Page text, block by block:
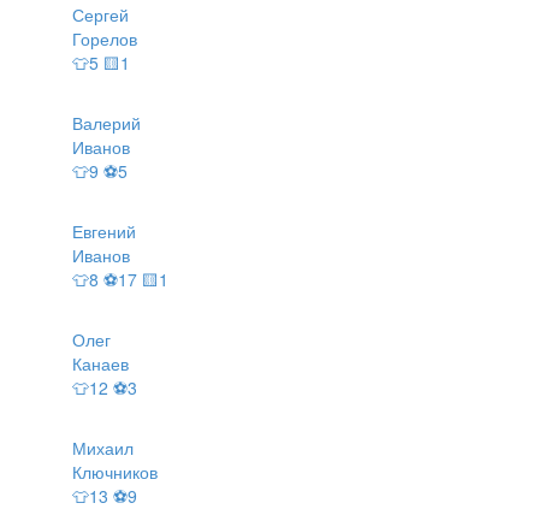
Сергей
Горелов
👕5 🟨1
Валерий
Иванов
👕9 ⚽5
Евгений
Иванов
👕8 ⚽17 🟨1
Олег
Канаев
👕12 ⚽3
Михаил
Ключников
👕13 ⚽9